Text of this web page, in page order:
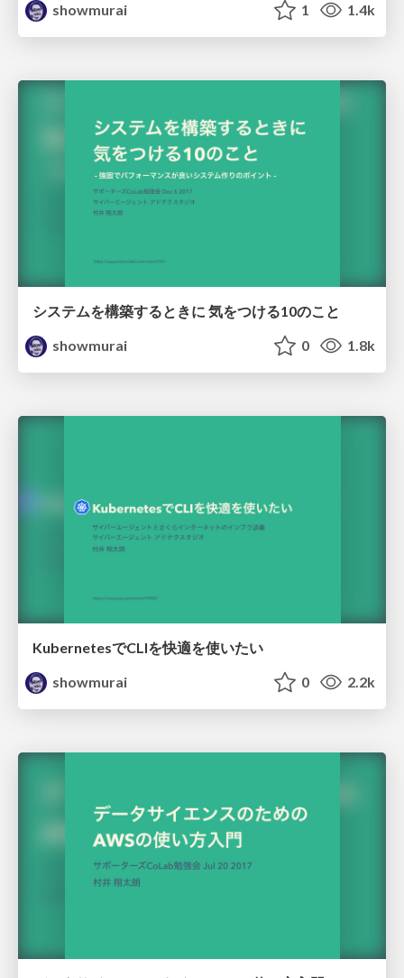
showmurai
1 1.4k
システムを構築するときに 気をつける10のこと
showmurai
0 1.8k
KubernetesでCLIを快適を使いたい
showmurai
0 2.2k